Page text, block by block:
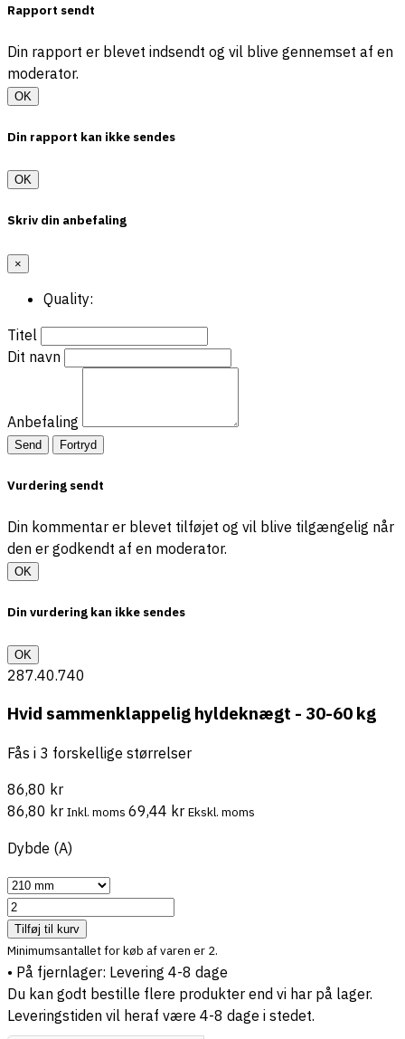
Rapport sendt
Din rapport er blevet indsendt og vil blive gennemset af en
moderator.
OK
Din rapport kan ikke sendes
OK
Skriv din anbefaling
×
Quality:
Titel
Dit navn
Anbefaling
Send Fortryd
Vurdering sendt
Din kommentar er blevet tilføjet og vil blive tilgængelig når
den er godkendt af en moderator.
OK
Din vurdering kan ikke sendes
OK
287.40.740
Hvid sammenklappelig hyldeknægt - 30-60 kg
Fås i 3 forskellige størrelser
86,80 kr
86,80 kr Inkl. moms 69,44 kr Ekskl. moms
Dybde (A)
Tilføj til kurv
Minimumsantallet for køb af varen er 2.
• På fjernlager: Levering 4-8 dage
Du kan godt bestille flere produkter end vi har på lager.
Leveringstiden vil heraf være 4-8 dage i stedet.